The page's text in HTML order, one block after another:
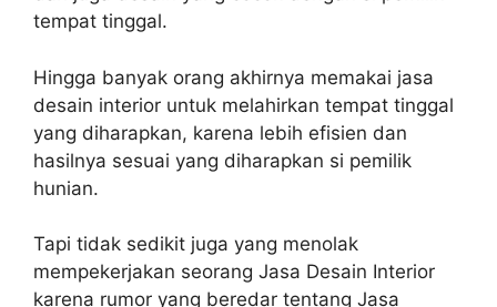
tempat tinggal.
Hingga banyak orang akhirnya memakai jasa
desain interior untuk melahirkan tempat tinggal
yang diharapkan, karena lebih efisien dan
hasilnya sesuai yang diharapkan si pemilik
hunian.
Tapi tidak sedikit juga yang menolak
mempekerjakan seorang Jasa Desain Interior
karena rumor yang beredar tentang Jasa